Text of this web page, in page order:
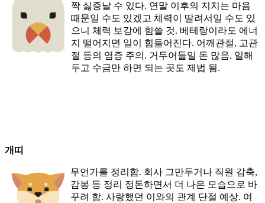
짝 싫증날 수 있다. 연말 이후의 지치는 마음
때문일 수도 있겠고 체력이 딸려서일 수도 있
으니 체력 보강에 힘쓸 것. 베테랑이라도 에너
지 떨어지면 일이 힘들어진다. 어깨관절, 고관
절 등의 염증 주의. 거두어들일 돈 많음. 일해
두고 수금만 하면 되는 곳도 제법 됨.
개띠
무언가를 정리함. 회사 그만두거나 직원 감축,
감봉 등 정리 정돈하면서 더 나은 모습으로 바
꾸려 함. 사랑했던 이와의 관계 단절 예상. 여